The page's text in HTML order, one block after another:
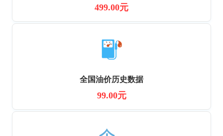
499.00元
全国油价历史数据
99.00元